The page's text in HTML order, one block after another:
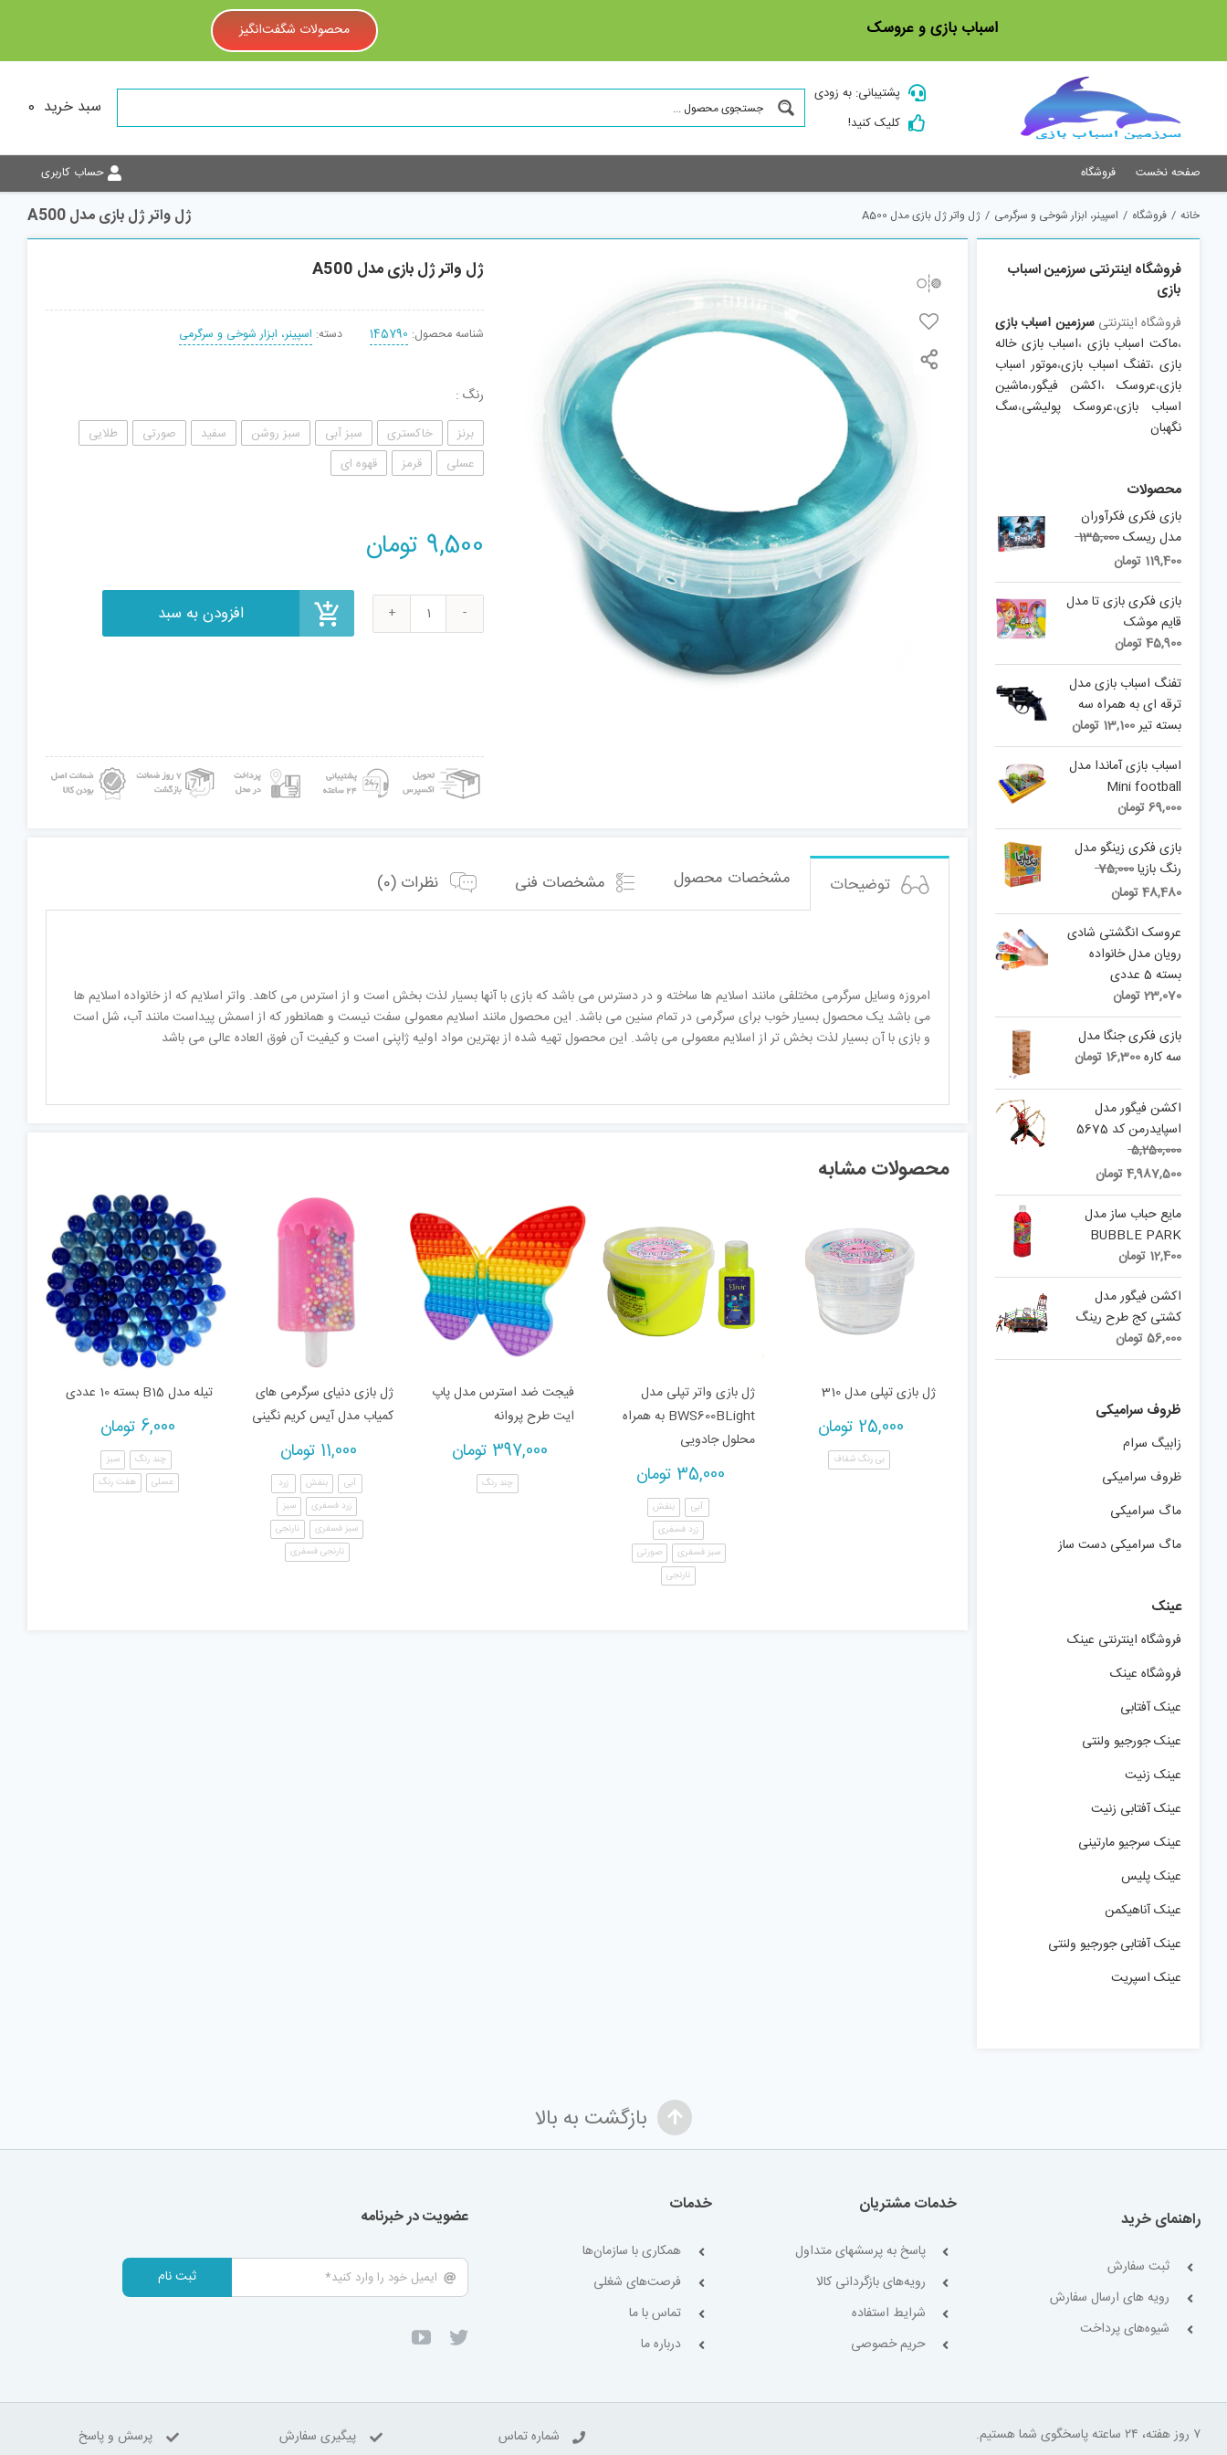
اسباب بازی و عروسک محصولات شگفت‌انگیز
پشتیبانی: به زودی
کلیک کنید!
سبد خرید 0
صفحه نخست فروشگاه حساب کاربری
ژل واتر ژل بازی مدل A500 خانه / فروشگاه / اسپینر، ابزار شوخی و سرگرمی / ژل واتر ژل بازی مدل A500
ژل واتر ژل بازی مدل A500
شناسه محصول: 145790 دسته: اسپینر، ابزار شوخی و سرگرمی
رنگ
برنز خاکستری سبز آبی سبز روشن سفید صورتی
طلایی
عسلی
قرمز قهوه ای
9,500 تومان
ژل
توضیحات مشخصات محصول مشخصات فنی نظرات (0)
امروزه وسایل سرگرمی مختلفی مانند اسلایم ها ساخته و در دسترس می باشد که بازی با آنها بسیار لذت بخش است و از استرس می کاهد. واتر اسلایم که از خانواده اسلایم ها
می باشد یک محصول بسیار خوب برای سرگرمی در تمام سنین می باشد. این محصول مانند اسلایم معمولی سفت نیست و همانطور که از اسمش پیداست مانند آب، شل است
و بازی با آن بسیار لذت بخش تر از اسلایم معمولی می باشد. این محصول تهیه شده از بهترین مواد اولیه ژاپنی است و کیفیت آن فوق العاده عالی می باشد
محصولات مشابه
ژل بازی تپلی مدل 310
25,000 تومان
بی رنگ شفاف
ژل بازی واتر تپلی مدل
BWS600BLight به همراه
محلول جادویی
35,000 تومان
آبی
بنفش
زرد فسفری
سبز فسفری
صورتی
نارنجی
فیجت ضد استرس مدل پاپ
ایت طرح پروانه
397,000 تومان
چند رنگ
ژل بازی دنیای سرگرمی های
کمیاب مدل آیس کریم نگینی
11,000 تومان
آبی بنفش
زرد
زرد فسفری
سبز
سبز فسفری
نارنجی
نارنجی فسفری
تیله مدل B15 بسته 10 عددی
6,000 تومان
چند رنگ
سبز
عسلی
هفت رنگ
فروشگاه اینترنتی سرزمین اسباب
بازی
فروشگاه اینترنتیسرزمین اسباب بازی
،ماکت اسباب بازی ،اسباب بازی خاله
بازی،تفنگ اسباب بازی،موتور اسباب
بازی،عروسک،اکشن فیگور،ماشین
اسباب بازی،عروسک پولیشی،سگ
نگهبان
محصولات
بازی فکری فکرآوران
مدل ریسک135,000
Original
was:
135,000 تومان.
119,400 تومان
price
is:
بازی فکری بازی تا مدل
قایم موشک
45,900تومان
تفنگ اسباب بازی مدل
ترقه ای به همراه سه
بسته تیر13,100 تومان
اسباب بازی آماندا مدل
Mini football
69,000تومان
بازی فکری زینگو مدل
رنگ بازیا75,000
Original
was:
75,000 تومان.
48,480تومان
price
is:
48,480 تومان.
عروسک انگشتی شادی
رویان مدل خانواده
بسته 5 عددی
23,070تومان
بازی فکری جنگا مدل
سه کاره16,300 تومان
اکشن فیگور مدل
اسپایدرمن کد 5675
5,250,000
Original
price
was:
5,250,000 تومان.
4,987,500تومان
price
is:
4,987,500 تومان.
مایع حباب ساز مدل
BUBBLE PARK
12,400 تومان
اکشن فیگور مدل
کشتی کج طرح رینگ
56,000تومان
ظروف سرامیکی
زابیگ سرام
ظروف سرامیکی
ماگ سرامیکی
ماگ سرامیکی دست ساز
عینک
فروشگاه اینترنتی عینک
فروشگاه عینک
عینک آفتابی
عینک جورجیو ولنتی
عینک زنیت
عینک آفتابی زنیت
عینک سرجیو مارتینی
عینک پلیس
عینک آناهیکمن
عینک آفتابی جورجیو ولنتی
عینک اسپریت
بازگشت به بالا
راهنمای خرید
ثبت سفارش
رویه های ارسال سفارش
شیوه‌های پرداخت
خدمات مشتریان
پاسخ به پرسشهای متداول
رویه‌های بازگردانی کالا
شرایط استفاده
حریم خصوصی
خدمات
همکاری با سازمان‌ها
فرصت‌های شغلی
تماس با ما
درباره ما
عضویت در خبرنامه
ثبت نام
۷ روز هفته، ۲۴ ساعته پاسخگوی شما هستیم. شماره تماس پیگیری سفارش پرسش و پاسخ